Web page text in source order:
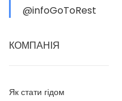
@infoGoToRest
КОМПАНІЯ
Як стати гідом